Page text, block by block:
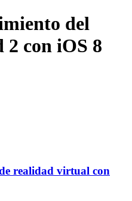
del
2 con iOS 8
realidad virtual con